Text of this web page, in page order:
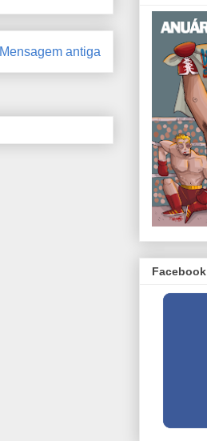
Mensagem antiga
Facebook